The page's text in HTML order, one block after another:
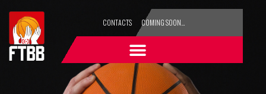
CONTACTS COMING SOON…